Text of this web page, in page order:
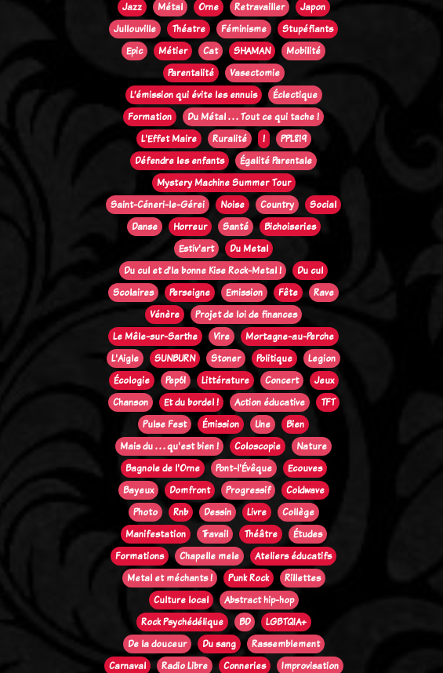
Jazz
Métal Orne Retravailler
Japon
Jullouville
Théatre Féminisme
Stupéfiants
Epic
Métier Cat SHAMAN
Mobilité
Parentalité
Vasectomie
L’émission qui évite les ennuis
Éclectique
Formation
Du Métal . . . Tout ce qui tache !
L'Effet Maire
Ruralité !
PPL819
Défendre les enfants
Égalité Parentale
Mystery Machine Summer Tour
Saint-Céneri-le-Gérei
Noise Country
Social
Danse
Horreur Santé
Bichoiseries
Estiv'art
Du Metal
Du cul et d'la bonne Kise Rock-Metal !
Du cul
Scolaires
Perseigne Emission Fête
Rave
Vénère
Projet de loi de finances
Le Mêle-sur-Sarthe
Vire
Mortagne-au-Perche
L'Aigle
SUNBURN Stoner Politique
Legion
Écologie
Pep61 Littérature Concert
Jeux
Chanson
Et du bordel ! Action éducative
TFT
Pulse Fest
Émission Une
Bien
Mais du . . . qu'est bien !
Coloscopie
Nature
Bagnole de l'Orne
Pont-l'Évêque
Ecouves
Bayeux
Domfront Progressif
Coldwave
Photo
Rnb Dessin Livre
Collège
Manifestation
Travail Théâtre
Études
Formations
Chapelle mele
Ateliers éducatifs
Metal et méchants !
Punk Rock
Rillettes
Culture local
Abstract hip-hop
Rock Psychédélique
BD
LGBTQIA+
De la douceur
Du sang
Rassemblement
Carnaval
Radio Libre Conneries
Improvisation